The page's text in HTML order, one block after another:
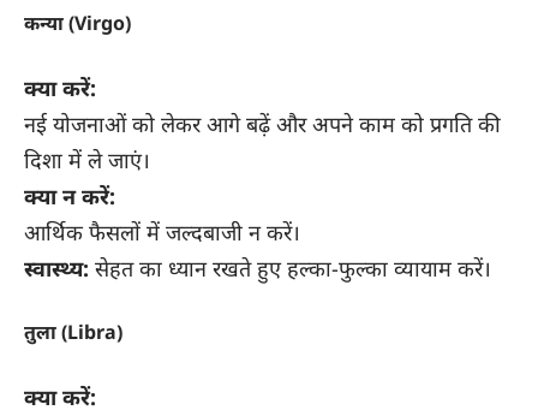
कन्या (Virgo)
क्या करें:
नई योजनाओं को लेकर आगे बढ़ें और अपने काम को प्रगति की
दिशा में ले जाएं।
क्या न करें:
आर्थिक फैसलों में जल्दबाजी न करें।
स्वास्थ्य: सेहत का ध्यान रखते हुए हल्का-फुल्का व्यायाम करें।
तुला (Libra)
क्या करें: